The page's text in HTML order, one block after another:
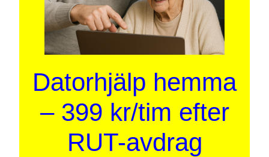
Datorhjälp hemma
– 399 kr/tim efter
RUT-avdrag